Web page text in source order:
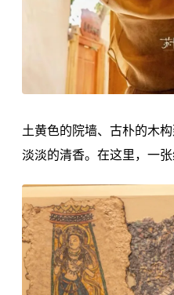
土黄色的院墙、古朴的木
淡淡的清香。在这里，一